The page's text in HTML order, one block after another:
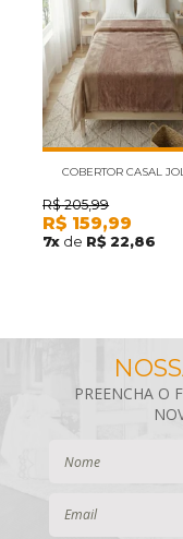
COBERTOR CASAL
INNOVE ALCIONE
R$ 205,99
R$ 159,99
7x de R$ 22,86